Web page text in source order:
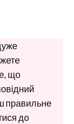
що
правильне
до